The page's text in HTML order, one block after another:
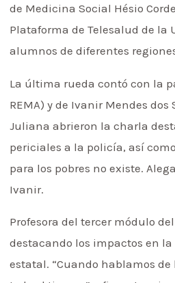
de Medicina Social Hésio
Plataforma de Telesalud de la
alumnos de diferentes
La última rueda contó con la
REMA) y de Ivanir Mendes
Juliana abrieron la charla
periciales a la policía, así
para los pobres no existe.
Ivanir.
Profesora del tercer módulo
destacando los impactos en
estatal. “Cuando hablamos